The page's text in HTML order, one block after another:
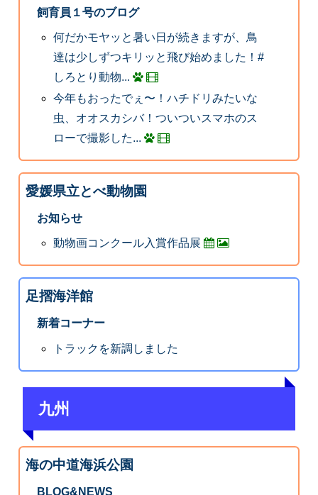
飼育員１号のブログ
何だかモヤッと暑い日が続きますが、鳥
達は少しずつキリッと飛び始めました！#
しろとり動物...
今年もおったでぇ〜！ハチドリみたいな
虫、オオスカシバ！ついついスマホのス
ローで撮影した...
愛媛県立とべ動物園
お知らせ
動物画コンクール入賞作品展
足摺海洋館
新着コーナー
トラックを新調しました
九州
海の中道海浜公園
BLOG&NEWS